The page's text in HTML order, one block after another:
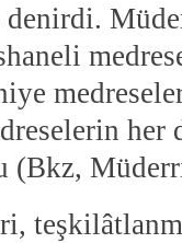
denirdi.
(Bkz,